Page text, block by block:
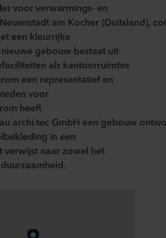
voor verwarmings- en
Neuenstadt am Kocher (Duitsland),
een kleurrijke
nieuwe gebouw bestaat uit
als kantoorruimtes
een representatief en
voor
heeft
archi.tec GmbH een gebouw
in een
verwijst naar zowel het
duurzaamheid.